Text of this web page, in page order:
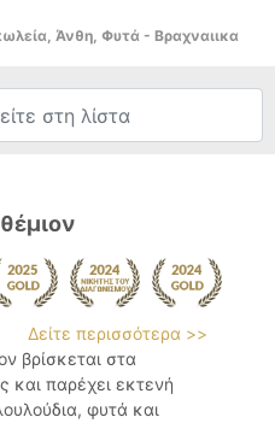
Άνθη, Φυτά - Βραχναιικα
Δείτε περισσότερα >>
βρίσκεται στα
και παρέχει εκτενή
φυτά και